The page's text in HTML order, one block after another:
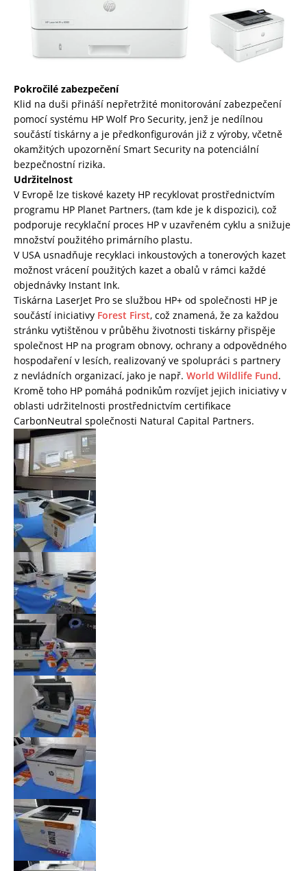
Pokročilé zabezpečení
Klid na duši přináší nepřetržité monitorování zabezpečení
pomocí systému HP Wolf Pro Security, jenž je nedílnou
součástí tiskárny a je předkonfigurován již z výroby, včetně
okamžitých upozornění Smart Security na potenciální
bezpečnostní rizika.
Udržitelnost
V Evropě lze tiskové kazety HP recyklovat prostřednictvím
programu HP Planet Partners, (tam kde je k dispozici), což
podporuje recyklační proces HP v uzavřeném cyklu a snižuje
množství použitého primárního plastu.
V USA usnadňuje recyklaci inkoustových a tonerových kazet
možnost vrácení použitých kazet a obalů v rámci každé
objednávky Instant Ink.
Tiskárna LaserJet Pro se službou HP+ od společnosti HP je
součástí iniciativy Forest First, což znamená, že za každou
stránku vytištěnou v průběhu životnosti tiskárny přispěje
společnost HP na program obnovy, ochrany a odpovědného
hospodaření v lesích, realizovaný ve spolupráci s partnery
z nevládních organizací, jako je např. World Wildlife Fund.
Kromě toho HP pomáhá podnikům rozvíjet jejich iniciativy v
oblasti udržitelnosti prostřednictvím certifikace
CarbonNeutral společnosti Natural Capital Partners.